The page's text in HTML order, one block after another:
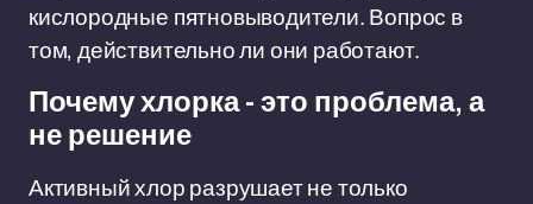
кислородные пятновыводители. Вопрос в
том, действительно ли они работают.
Почему хлорка - это проблема, а
не решение
Активный хлор разрушает не только